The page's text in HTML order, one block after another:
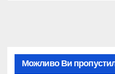
Можливо Ви